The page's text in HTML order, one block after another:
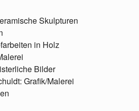
Skulpturen
in Holz
Bilder
Grafik/Malerei